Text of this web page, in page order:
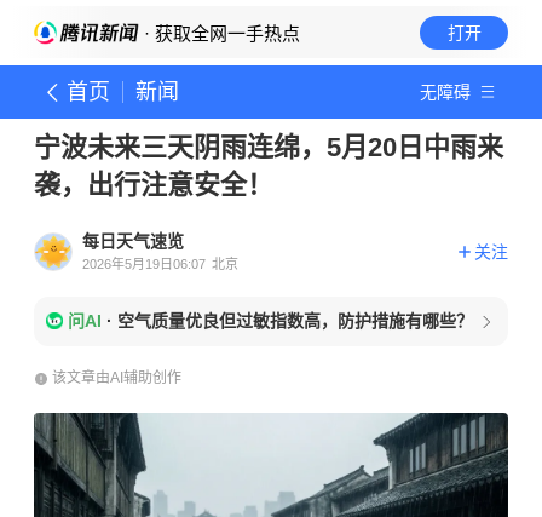
· 获取全网一手热点 打开
首页 新闻 无障碍
宁波未来三天阴雨连绵，5月20日中雨来
袭，出行注意安全！
每日天气速览
2026年5月19日06:07 北京
关注
问AI · 空气质量优良但过敏指数高，防护措施有哪些？
该文章由AI辅助创作